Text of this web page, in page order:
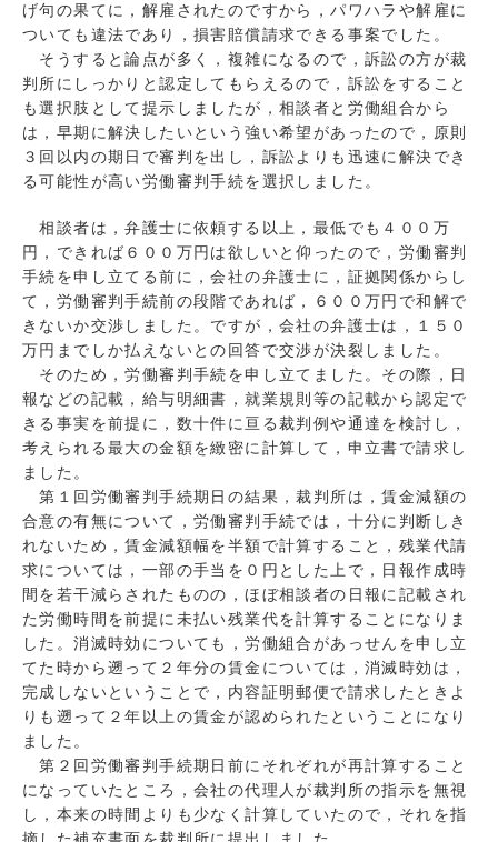
げ句の果てに，解雇されたのですから，パワハラや解雇に
ついても違法であり，損害賠償請求できる事案でした。
そうすると論点が多く，複雑になるので，訴訟の方が裁
判所にしっかりと認定してもらえるので，訴訟をすること
も選択肢として提示しましたが，相談者と労働組合から
は，早期に解決したいという強い希望があったので，原則
３回以内の期日で審判を出し，訴訟よりも迅速に解決でき
る可能性が高い労働審判手続を選択しました。
相談者は，弁護士に依頼する以上，最低でも４００万
円，できれば６００万円は欲しいと仰ったので，労働審判
手続を申し立てる前に，会社の弁護士に，証拠関係からし
て，労働審判手続前の段階であれば，６００万円で和解で
きないか交渉しました。ですが，会社の弁護士は，１５０
万円までしか払えないとの回答で交渉が決裂しました。
そのため，労働審判手続を申し立てました。その際，日
報などの記載，給与明細書，就業規則等の記載から認定で
きる事実を前提に，数十件に亘る裁判例や通達を検討し，
考えられる最大の金額を緻密に計算して，申立書で請求し
ました。
第１回労働審判手続期日の結果，裁判所は，賃金減額の
合意の有無について，労働審判手続では，十分に判断しき
れないため，賃金減額幅を半額で計算すること，残業代請
求については，一部の手当を０円とした上で，日報作成時
間を若干減らされたものの，ほぼ相談者の日報に記載され
た労働時間を前提に未払い残業代を計算することになりま
した。消滅時効についても，労働組合があっせんを申し立
てた時から遡って２年分の賃金については，消滅時効は，
完成しないということで，内容証明郵便で請求したときよ
りも遡って２年以上の賃金が認められたということになり
ました。
第２回労働審判手続期日前にそれぞれが再計算すること
になっていたところ，会社の代理人が裁判所の指示を無視
し，本来の時間よりも少なく計算していたので，それを指